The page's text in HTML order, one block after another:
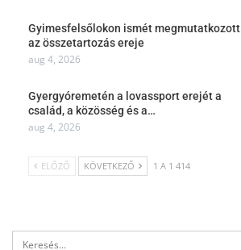
Gyimesfelsőlokon ismét megmutatkozott
az összetartozás ereje
aug 4, 2026
Gyergyóremetén a lovassport erejét a
család, a közösség és a…
aug 4, 2026
ELŐZŐ KÖVETKEZŐ 1 A 1 414